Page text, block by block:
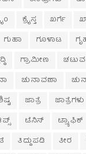
ಕ್ರೈಸ್ತ ಖರ್ಗೆ
ಗುಹಾ ಗೂಳಾಟ
ಗ್ರಾಮೀಣ
ಚುನಾವಣಾ
ಜಾತ್ರೆ ಜಾತ್ರೆಗಳು
ಟೆನಿಸ್ ಟ್ರ್ಯಾಫಿಕ್
ತಿದ್ದುಪಡಿ ತೀರ